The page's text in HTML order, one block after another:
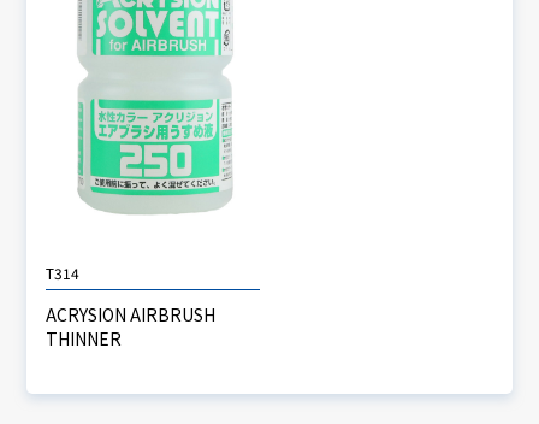
T314
ACRYSION AIRBRUSH
THINNER